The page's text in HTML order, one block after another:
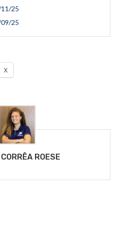
11/25
09/25
X
ROESE